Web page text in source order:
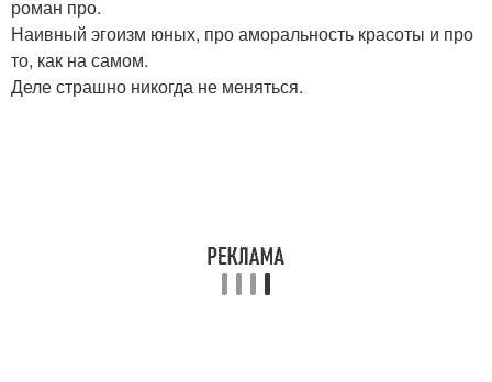
роман про.
Наивный эгоизм юных, про аморальность красоты и про
то, как на самом.
Деле страшно никогда не меняться.